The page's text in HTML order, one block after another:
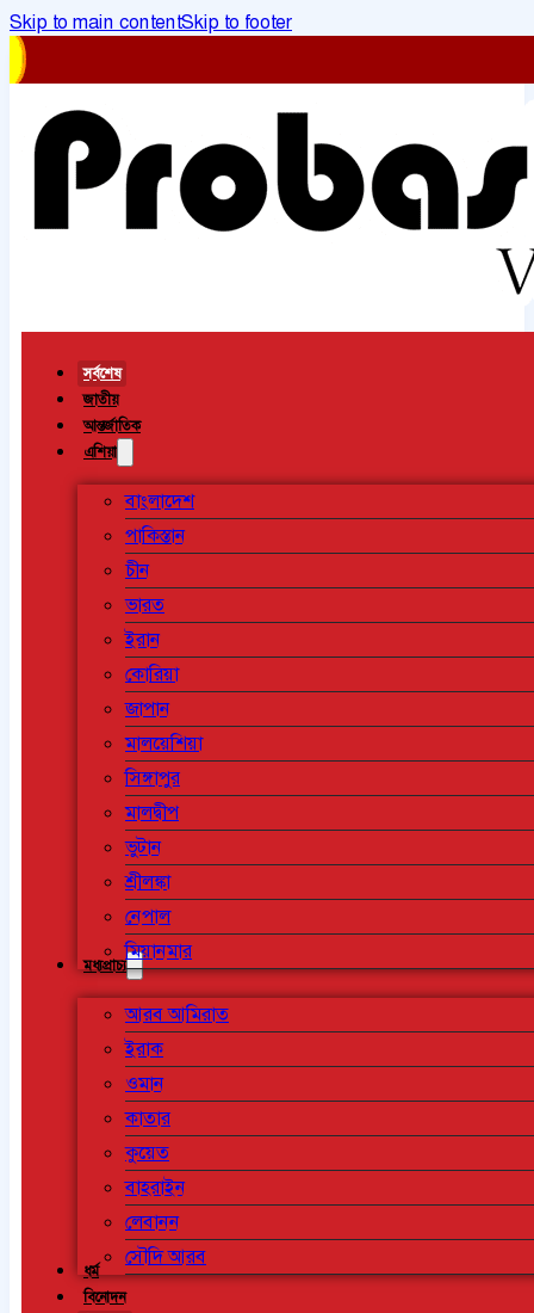
Skip to main contentSkip to footer
সর্বশেষ
জাতীয়
আন্তর্জাতিক
এশিয়া
বাংলাদেশ
পাকিস্তান
চীন
ভারত
ইরান
কোরিয়া
জাপান
মালয়েশিয়া
সিঙ্গাপুর
মালদ্বীপ
ভুটান
শ্রীলঙ্কা
নেপাল
মিয়ানমার
মধ্যপ্রাচ্য
আরব আমিরাত
ইরাক
ওমান
কাতার
কুয়েত
বাহরাইন
লেবানন
সৌদি আরব
ধর্ম
বিনোদন